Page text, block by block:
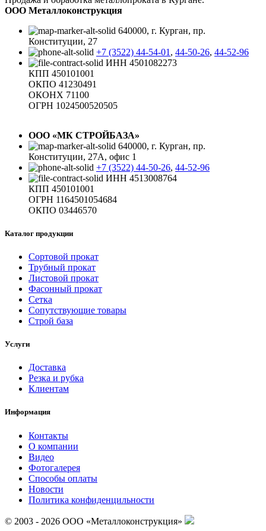
ООО Металлоконструкция
640000, г. Курган, пр.
Конституции, 27
+7 (3522) 44-54-01 , 44-50-26, 44-52-96
ИНН 4501082273
КПП 450101001
ОКПО 41230491
ОКОНХ 71100
ОГРН 1024500520505
ООО «МК СТРОЙБАЗА»
640000, г. Курган, пр.
Конституции, 27А, офис 1
+7 (3522) 44-50-26, 44-52-96
ИНН 4513008764
КПП 450101001
ОГРН 1164501054684
ОКПО 03446570
Каталог продукции
Сортовой прокат
Трубный прокат
Листовой прокат
Фасонный прокат
Сетка
Сопутствующие товары
Строй база
Услуги
Доставка
Резка и рубка
Клиентам
Информация
Контакты
О компании
Видео
Фотогалерея
Способы оплаты
Новости
Политика конфиденцильности
© 2003 - 2026 ООО «Металлоконструкция»